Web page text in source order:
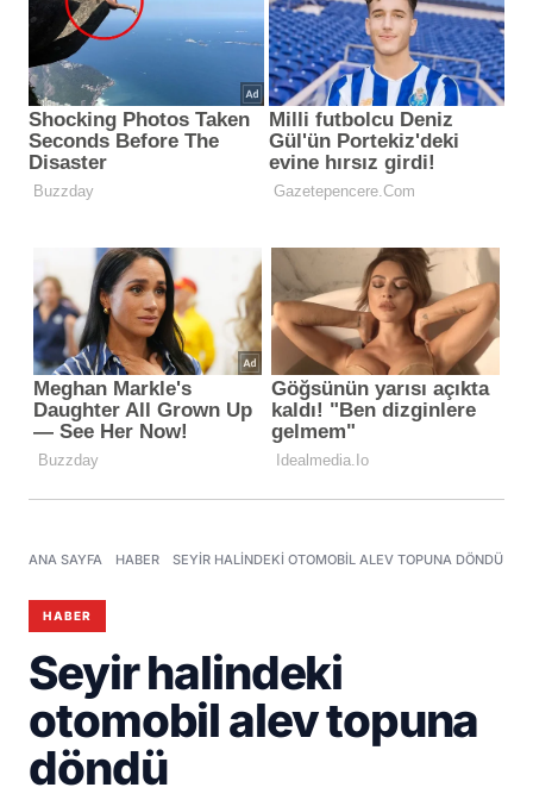
ANA SAYFA HABER SEYIR HALINDEKI OTOMOBIL ALEV TOPUNA DÖNDÜ
HABER
Seyir halindeki
otomobil alev topuna
döndü